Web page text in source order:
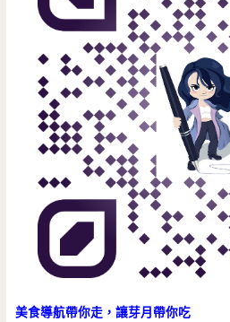
美食導航帶你走，讓芽月帶你吃